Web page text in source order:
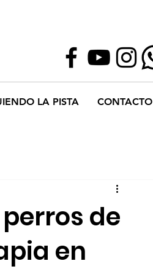
LA PISTA CONTACTO
de
en